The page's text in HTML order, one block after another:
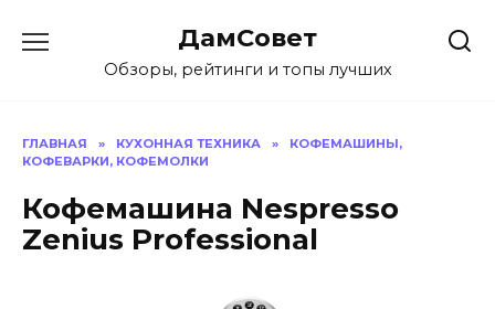
содержанию
ДамСовет
Обзоры, рейтинги и топы лучших
ГЛАВНАЯ » КУХОННАЯ ТЕХНИКА »
КОФЕМАШИНЫ,
КОФЕВАРКИ, КОФЕМОЛКИ
Кофемашина Nespresso
Zenius Professional